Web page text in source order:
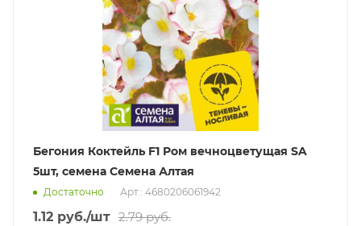
Бегония Коктейль F1 Ром вечноцветущая SA
5шт, семена Семена Алтая
Достаточно Арт.: 4680206061942
1.12 руб./шт 2.79руб.